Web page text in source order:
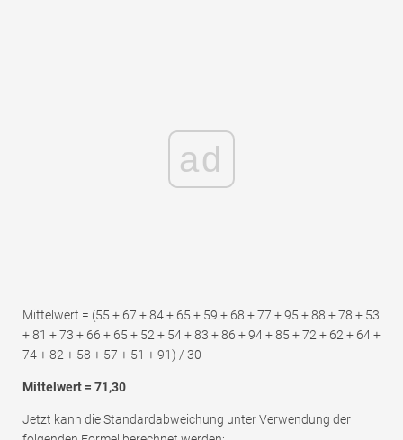
ad
Mittelwert = (55 + 67 + 84 + 65 + 59 + 68 + 77 + 95 + 88 + 78 + 53
+ 81 + 73 + 66 + 65 + 52 + 54 + 83 + 86 + 94 + 85 + 72 + 62 + 64 +
74 + 82 + 58 + 57 + 51 + 91) / 30
Mittelwert = 71,30
Jetzt kann die Standardabweichung unter Verwendung der